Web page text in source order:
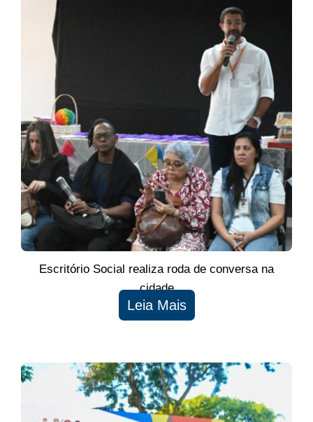
Escritório Social realiza roda de conversa na
cidade
Leia Mais